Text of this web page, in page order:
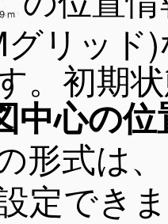
リッド
。初期
中心の
形式は、
定でき